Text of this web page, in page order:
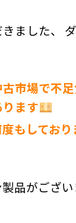
ました、
市場で不足
ます
もしてお
品がござ